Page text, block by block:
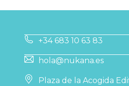
+34 683 10 63 83
hola@nukana.es
Plaza de la Acogida